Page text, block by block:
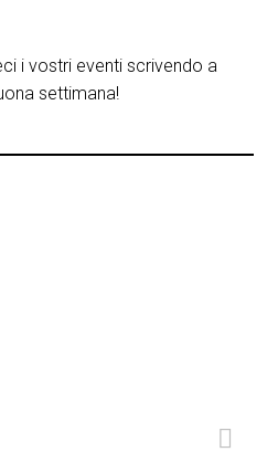
i vostri eventi scrivendo a
settimana!